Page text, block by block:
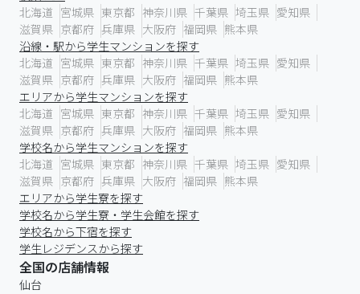
北海道 宮城県 東京都 神奈川県 千葉県 埼玉県 愛知県
滋賀県 京都府 兵庫県 大阪府 福岡県 熊本県
沿線・駅から学生マンションを探す
北海道 宮城県 東京都 神奈川県 千葉県 埼玉県 愛知県
滋賀県 京都府 兵庫県 大阪府 福岡県 熊本県
エリアから学生マンションを探す
北海道 宮城県 東京都 神奈川県 千葉県 埼玉県 愛知県
滋賀県 京都府 兵庫県 大阪府 福岡県 熊本県
学校名から学生マンションを探す
北海道 宮城県 東京都 神奈川県 千葉県 埼玉県 愛知県
滋賀県 京都府 兵庫県 大阪府 福岡県 熊本県
エリアから学生寮を探す
学校名から学生寮・学生会館を探す
学校名から下宿を探す
学生レジデンスから探す
全国の店舗情報
仙台